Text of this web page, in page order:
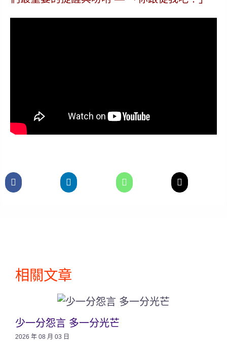
相關文章
少一分怨言 多一分光芒
2026 年 08 月 03 日